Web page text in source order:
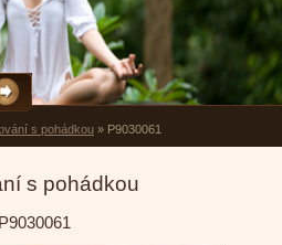
s pohádkou » P9030061
s pohádkou
P9030061